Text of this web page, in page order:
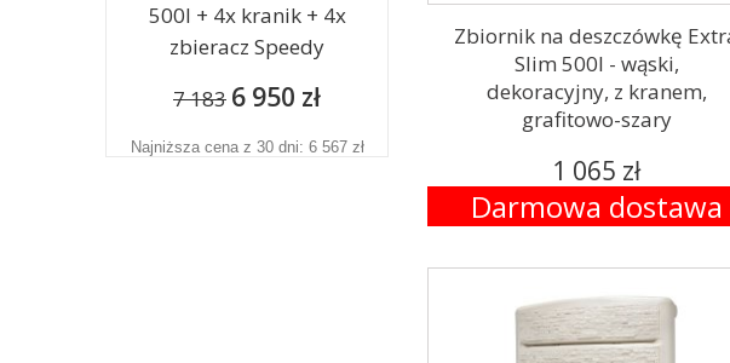
500l + 4x kranik + 4x
zbieracz Speedy
7 183 6 950 zł
Najniższa cena z 30 dni: 6 567 zł
Zbiornik na deszczówkę
Slim 500l - wąski,
dekoracyjny, z kranem,
grafitowo-szary
1 065 zł
Darmowa dostawa